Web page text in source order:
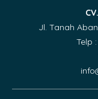
Jl. Tanah
Telp